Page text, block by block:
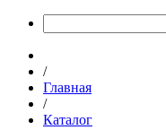
/
Главная
/
Каталог